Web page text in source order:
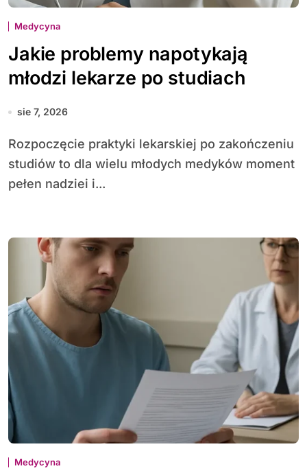
Medycyna
Jakie problemy napotykają
młodzi lekarze po studiach
sie 7, 2026
Rozpoczęcie praktyki lekarskiej po zakończeniu
studiów to dla wielu młodych medyków moment
pełen nadziei i...
Medycyna